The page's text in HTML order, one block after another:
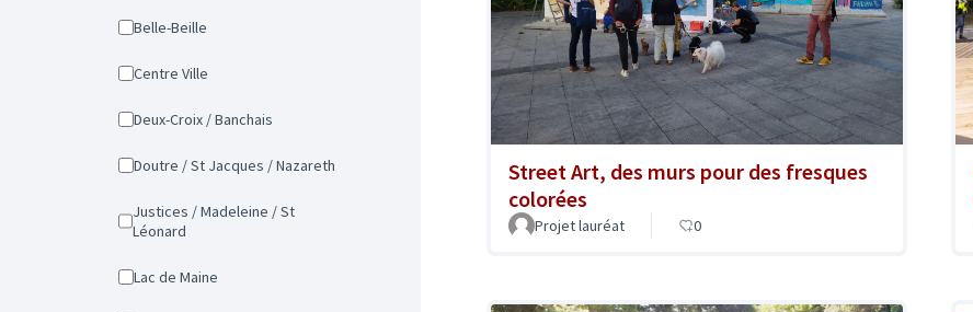
Belle-Beille
Centre Ville
Deux-Croix / Banchais
Doutre / St Jacques / Nazareth
Justices / Madeleine / St
Léonard
Lac de Maine
Street Art, des murs pour des fresques
colorées
Projet lauréat 0